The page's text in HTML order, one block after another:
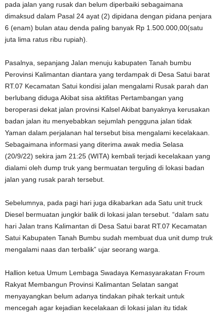
pada jalan yang rusak dan belum diperbaiki sebagaimana
dimaksud dalam Pasal 24 ayat (2) dipidana dengan pidana penjara
6 (enam) bulan atau denda paling banyak Rp 1.500.000,00(satu
juta lima ratus ribu rupiah).
Pasalnya, sepanjang Jalan menuju kabupaten Tanah bumbu
Perovinsi Kalimantan diantara yang terdampak di Desa Satui barat
RT.07 Kecamatan Satui kondisi jalan mengalami Rusak parah dan
berlubang diduga Akibat sisa aktifitas Pertambangan yang
beroperasi dekat jalan provinsi Kalsel Akibat banyaknya kerusakan
badan jalan itu menyebabkan sejumlah pengguna jalan tidak
Yaman dalam.perjalanan hal tersebut bisa mengalami kecelakaan.
Sebagaimana informasi yang diterima awak media Selasa
(20/9/22) sekira jam 21:25 (WITA) kembali terjadi kecelakaan yang
dialami oleh dump truk yang bermuatan terguling di lokasi badan
jalan yang rusak parah tersebut.
Sebelumnya, pada pagi hari juga dikabarkan ada Satu unit truck
Diesel bermuatan jungkir balik di lokasi jalan tersebut. “dalam satu
hari Jalan trans Kalimantan di Desa Satui barat RT.07 Kecamatan
Satui Kabupaten Tanah Bumbu sudah membuat dua unit dump truk
mengalami naas dan terbalik” ujar seorang warga.
Hallion ketua Umum Lembaga Swadaya Kemasyarakatan Froum
Rakyat Membangun Provinsi Kalimantan Selatan sangat
menyayangkan belum adanya tindakan pihak terkait untuk
mencegah agar kejadian kecelakaan di lokasi jalan itu tidak